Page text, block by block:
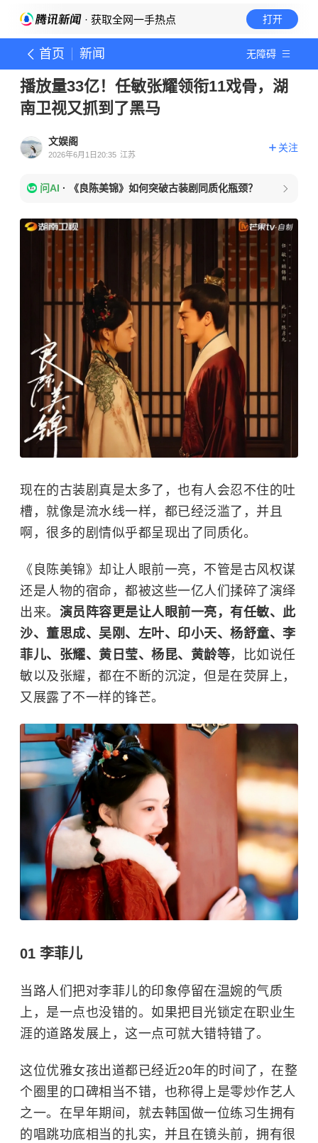
· 获取全网一手热点 打开
首页 新闻 无障碍
播放量33亿！任敏张耀领衔11戏骨，湖
南卫视又抓到了黑马
文娱阁
2026年6月1日20:35 江苏
关注
问AI · 《良陈美锦》如何突破古装剧同质化瓶颈？
现在的古装剧真是太多了，也有人会忍不住的吐
槽，就像是流水线一样，都已经泛滥了，并且
啊，很多的剧情似乎都呈现出了同质化。
《良陈美锦》却让人眼前一亮，不管是古风权谋
还是人物的宿命，都被这些一亿人们揉碎了演绎
出来。 演员阵容更是让人眼前一亮，有任敏、此
沙、董思成、吴刚、左叶、印小天、杨舒童、李
菲儿、张耀、黄日莹、杨昆、黄龄等，比如说任
敏以及张耀 ，都在不断的沉淀，但是在荧屏上，
又展露了不一样的锋芒。
01 李菲儿
当路人们把对李菲儿的印象停留在温婉的气质
上，是一点也没错的。如果把目光锁定在职业生
涯的道路发展上，这一点可就大错特错了。
这位优雅女孩出道都已经近20年的时间了，在整
个圈里的口碑相当不错，也称得上是零炒作艺人
之一。在早年期间，就去韩国做一位练习生拥有
的唱跳功底相当的扎实，并且在镜头前，拥有很